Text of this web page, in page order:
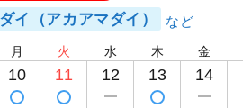
イ（アカアマダイ）
月
10
火
11
水
12
木
13
金
14